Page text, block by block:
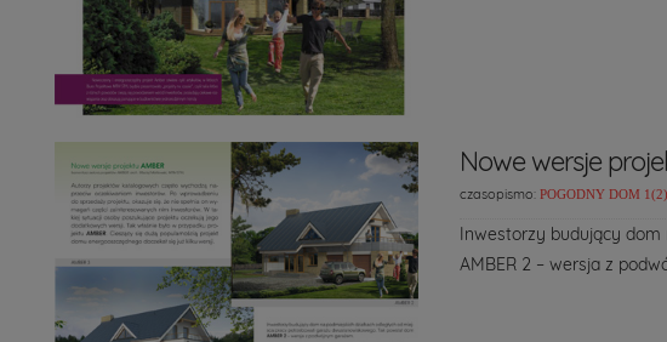
Nowe wersje
czasopismo: POGODNY DOM
Inwestorzy budujący dom
AMBER 2 – wersja z